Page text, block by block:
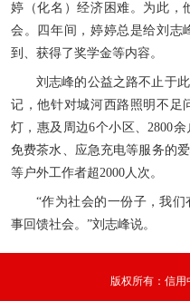
婷（化名）经济困难。为此，
会。四年间，婷婷总是给刘志
到、获得了奖学金等内容。
刘志峰的公益之路不止于
记，他针对城河西路照明不足
灯，惠及周边6个小区、2800
免费茶水、应急充电等服务的
等户外工作者超2000人次。
“作为社会的一份子，我
事回馈社会。”刘志峰说。
版权所有：信用